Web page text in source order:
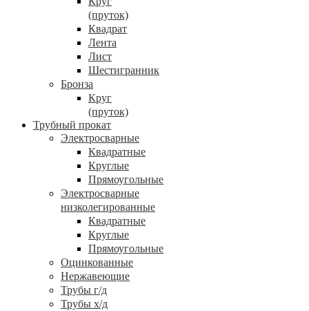
(пруток)
Квадрат
Лента
Лист
Шестигранник
Бронза
Круг
(пруток)
Трубный прокат
Электросварные
Квадратные
Круглые
Прямоугольные
Электросварные
низколегированные
Квадратные
Круглые
Прямоугольные
Оцинкованные
Нержавеющие
Трубы г/д
Трубы х/д